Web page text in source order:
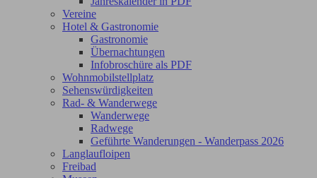
Vereine
Hotel & Gastronomie
Gastronomie
Übernachtungen
Infobroschüre als PDF
Wohnmobilstellplatz
Sehenswürdigkeiten
Rad- & Wanderwege
Wanderwege
Radwege
Geführte Wanderungen - Wanderpass 2026
Langlaufloipen
Freibad